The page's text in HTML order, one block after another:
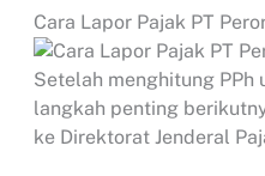
Cara Lapor Pajak PT
Setelah menghitung PPh
langkah penting
ke Direktorat Jenderal